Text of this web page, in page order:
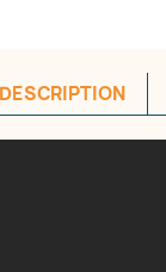
DESCRIPTION